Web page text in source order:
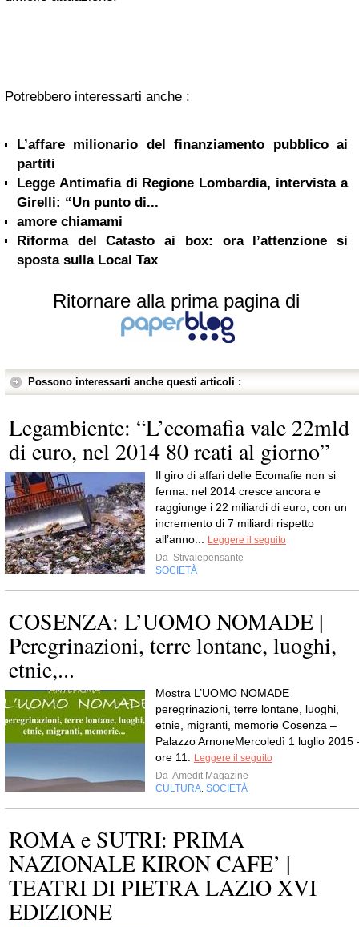
Potrebbero interessarti anche :
L’affare milionario del finanziamento pubblico ai
partiti
Legge Antimafia di Regione Lombardia, intervista a
Girelli: “Un punto di...
amore chiamami
Riforma del Catasto ai box: ora l’attenzione si
sposta sulla Local Tax
Ritornare alla prima pagina di
Possono interessarti anche questi articoli :
Legambiente: “L’ecomafia vale 22mld
di euro, nel 2014 80 reati al giorno”
Il giro di affari delle Ecomafie non si
ferma: nel 2014 cresce ancora e
raggiunge i 22 miliardi di euro, con un
incremento di 7 miliardi rispetto
all’anno...
Leggere il seguito
Da Stivalepensante
SOCIETÀ
COSENZA: L’UOMO NOMADE |
Peregrinazioni, terre lontane, luoghi,
etnie,...
Mostra L’UOMO NOMADE
peregrinazioni, terre lontane, luoghi,
etnie, migranti, memorie Cosenza –
Palazzo ArnoneMercoledì 1 luglio 2015
ore 11.
Leggere il seguito
Da Amedit Magazine
CULTURA SOCIETÀ
ROMA e SUTRI: PRIMA
NAZIONALE KIRON CAFE’ |
TEATRI DI PIETRA LAZIO XVI
EDIZIONE